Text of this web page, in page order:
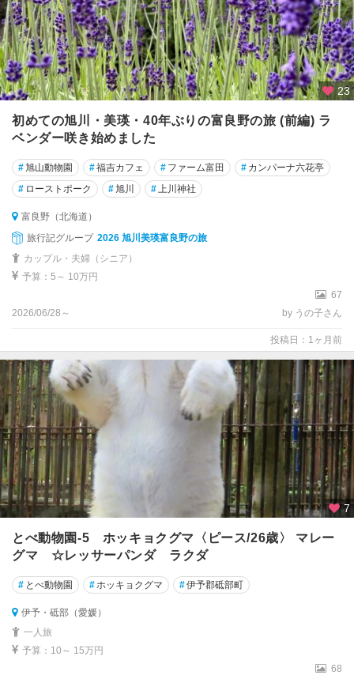
23
初めての旭川・美瑛・40年ぶりの富良野の旅 (前編) ラ
ベンダー咲き始めました
#旭山動物園 #福吉カフェ # ファーム富田 # カンパーナ六花亭
# ローストポーク #旭川 # 上川神社
富良野（北海道）
旅行記グループ 2026 旭川美瑛富良野の旅
カップル・夫婦（シニア）
予算：5～ 10万円
67
2026/06/28～
by うの子さん
投稿日：1ヶ月前
7
とべ動物園-5 ホッキョクグマ〈ピース/26歳〉 マレー
グマ ☆レッサーパンダ ラクダ
# とべ動物園 #ホッキョクグマ #伊予郡砥部町
伊予・砥部（愛媛）
一人旅
予算：10～ 15万円
68